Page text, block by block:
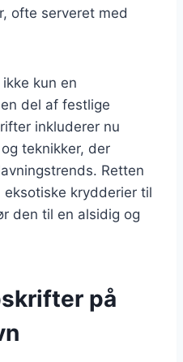
ofte serveret med
kun en
del af festlige
inkluderer nu
teknikker, der
Retten
krydderier til
den til en alsidig og
på